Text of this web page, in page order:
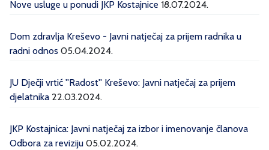
Nove usluge u ponudi JKP Kostajnice 18.07.2024.
Dom zdravlja Kreševo - Javni natječaj za prijem radnika u
radni odnos 05.04.2024.
JU Dječji vrtić ''Radost'' Kreševo: Javni natječaj za prijem
djelatnika 22.03.2024.
JKP Kostajnica: Javni natječaj za izbor i imenovanje članova
Odbora za reviziju 05.02.2024.